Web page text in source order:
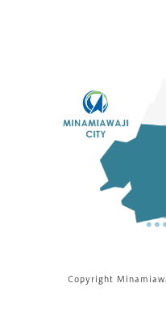
Copyright